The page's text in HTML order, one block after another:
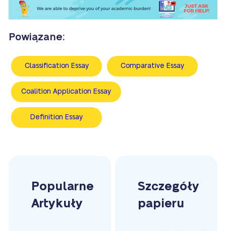
Powiązane:
Classification Essay Comparative Essay
Coalition Application Essay
Definition Essay
Popularne
Artykuły
Szczegóły
papieru